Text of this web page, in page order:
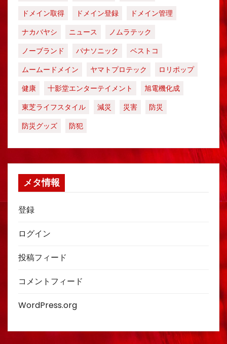
ドメイン取得
ドメイン登録
ドメイン管理
ナカバヤシ
ニュース
ノムラテック
ノーブランド
パナソニック
ベストコ
ムームードメイン
ヤマトプロテック
ロリポップ
健康
十影堂エンターテイメント
旭電機化成
東芝ライフスタイル
減災 災害
防災
防災グッズ
防犯
メタ情報
登録
ログイン
投稿フィード
コメントフィード
WordPress.org